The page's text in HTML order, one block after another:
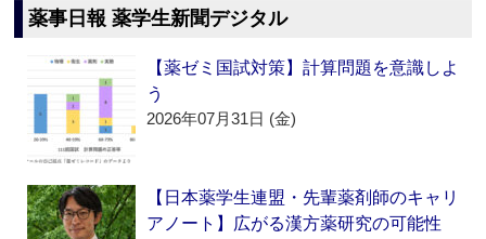
薬事日報 薬学生新聞デジタル
【薬ゼミ国試対策】計算問題を意識しよ
う
2026年07月31日 (金)
【日本薬学生連盟・先輩薬剤師のキャリ
アノート】広がる漢方薬研究の可能性